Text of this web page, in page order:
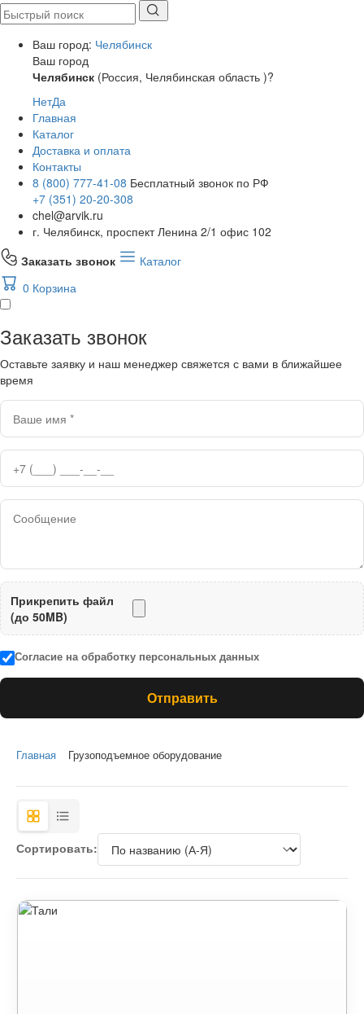
Ваш город: Челябинск
Ваш город
Челябинск (Россия, Челябинская область )?
НетДа
Главная
Каталог
Доставка и оплата
Контакты
8 (800) 777-41-08 Бесплатный звонок по РФ
+7 (351) 20-20-308
chel@arvik.ru
г. Челябинск, проспект Ленина 2/1 офис 102
Заказать звонок
Каталог
0 Корзина
Заказать звонок
Оставьте заявку и наш менеджер свяжется с вами в ближайшее
время
Прикрепить файл
(до 50MB)
Согласие на обработку персональных данных
Отправить
Главная Грузоподъемное оборудование
Сортировать: